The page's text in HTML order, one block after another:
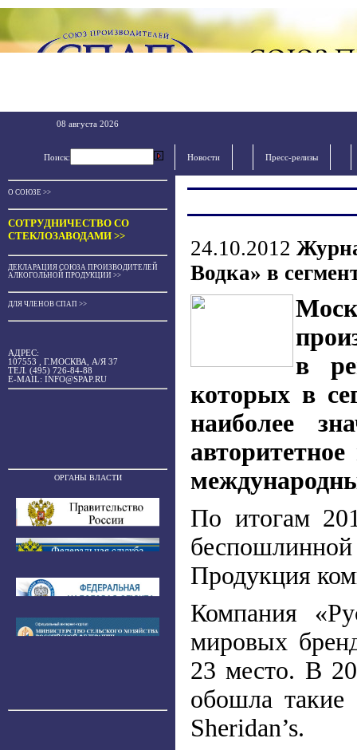
08 августа 2026
Поиск: Новости Пресс-релизы
О СОЮЗЕ >>
СОТРУДНИЧЕСТВО СО
СТЕКЛОЗАВОДАМИ >>
ДЕКЛАРАЦИЯ СОЮЗА ПРОИЗВОДИТЕЛЕЙ
АЛКОГОЛЬНОЙ ПРОДУКЦИИ >>
ДЛЯ ЧЛЕНОВ СПАП >>
АДРЕС:
107553 , Г.МОСКВА, А/Я 37
ТЕЛ. (495) 726-84-88
E-MAIL: INFO@SPAP.RU
ОРГАНЫ ВЛАСТИ
24.10.2012
Водка» в
в
которых в
наиболее
По итогам
Продукция
Компания
мировых
23 место. В
обошла
Sheridan’s.